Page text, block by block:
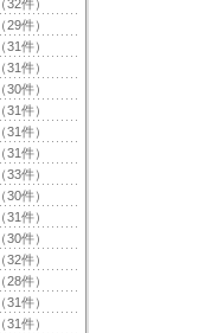
（32件）
（29件）
（31件）
（31件）
（30件）
（31件）
（31件）
（31件）
（33件）
（30件）
（31件）
（30件）
（32件）
（28件）
（31件）
（31件）